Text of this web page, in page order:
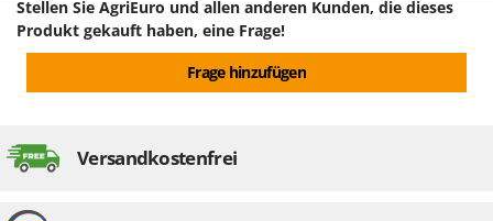
Stellen Sie AgriEuro und allen anderen Kunden, die dieses
Produkt gekauft haben, eine Frage!
Frage hinzufügen
Versandkostenfrei